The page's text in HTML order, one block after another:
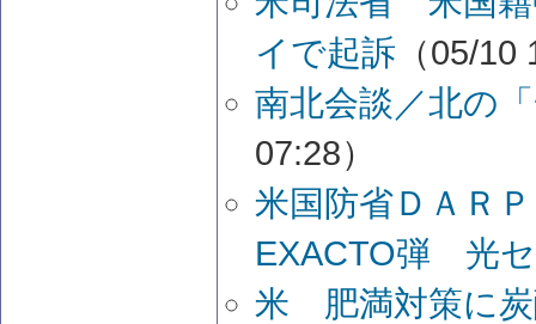
イで起訴 （05/
南北会談／北の
07:28）
米国防省ＤＡ
EXACTO弾 光
米 肥満対策に